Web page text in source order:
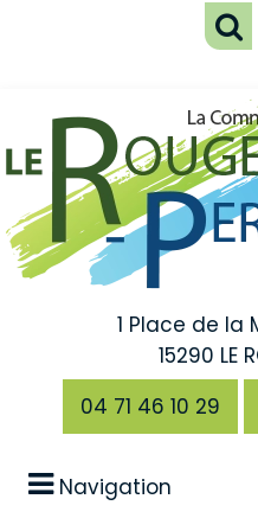
1 Place de la
15290 LE
04 71 46 10 29
Navigation